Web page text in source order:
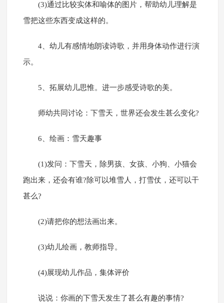
(3)通过比较实体和喻体的图片，帮助幼儿理解是
雪把这些东西变成这样的。
4、幼儿有感情地朗读诗歌，并用身体动作进行演
示。
5、拓展幼儿思惟。进一步感受诗歌的美。
师幼共同讨论：下雪天，世界还会发生甚么变化?
6、绘画：雪天趣事
(1)发问：下雪天，除男孩、女孩、小狗、小猫会
跑出来，还会有谁?除可以堆雪人，打雪仗，还可以干
甚么?
(2)请把你的想法画出来。
(3)幼儿绘画，教师指导。
(4)展现幼儿作品，集体评价
说说：你画的下雪天发生了甚么有趣的事情?